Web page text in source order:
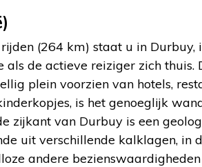
(264 km) staat u in Durbuy,
als de actieve reiziger zich
plein voorzien van hotels,
is het genoeglijk
zijkant van Durbuy is een
uit verschillende kalklagen,
andere